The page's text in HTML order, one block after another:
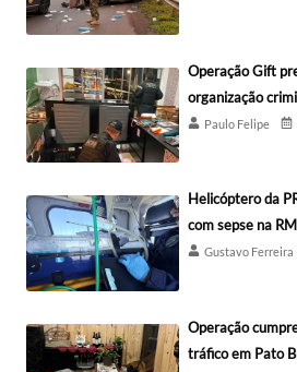
Operação Gift
organização
Paulo Felipe
Helicóptero da
com sepse na
Gustavo Ferreira
Operação
tráfico em Pato